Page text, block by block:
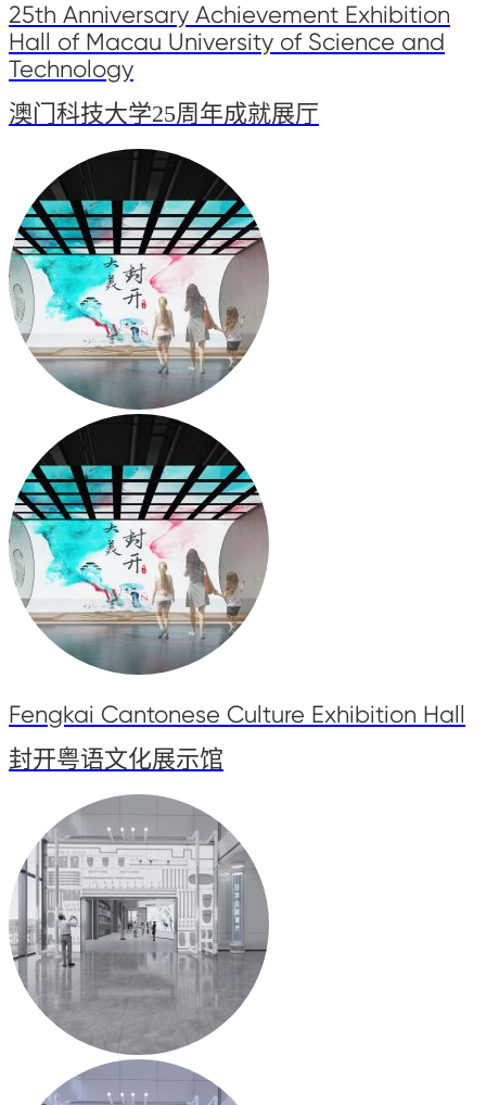
25th Anniversary Achievement Exhibition
Hall of Macau University of Science and
Technology
澳门科技大学25周年成就展厅
Fengkai Cantonese Culture Exhibition Hall
封开粤语文化展示馆